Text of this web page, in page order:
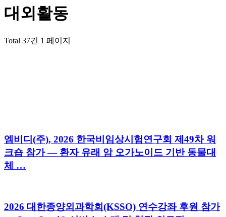
대외활동
Total 37건 1 페이지
엠비디(주), 2026 한국비임상시험연구회 제49차 워
크숍 참가 — 환자 유래 암 오가노이드 기반 동물대
체 …
2026 대한종양외과학회(KSSO) 연수강좌 후원 참가